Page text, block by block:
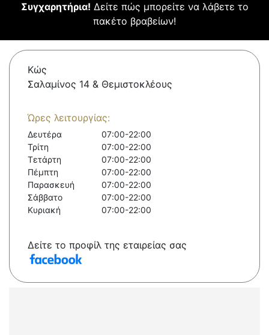
Συγχαρητήρια! Δείτε πώς μπορείτε να λάβετε το
πακέτο βραβείων!
Κώς
Σαλαμίνος 14 & Θεμιστοκλέους
Ώρες λειτουργίας:
Δευτέρα
07:00-22:00
Τρίτη
07:00-22:00
Τετάρτη
07:00-22:00
Πέμπτη
07:00-22:00
Παρασκευή
07:00-22:00
Σάββατο
07:00-22:00
Κυριακή
07:00-22:00
Δείτε το προφίλ της εταιρείας σας